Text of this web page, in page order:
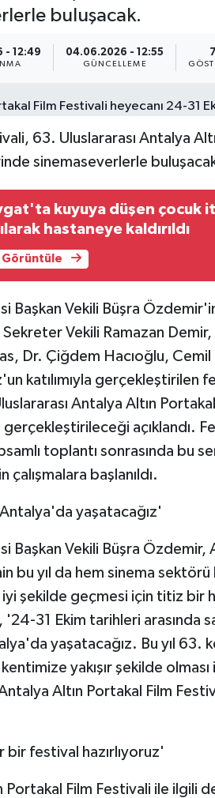
buluşacak.
- 12:49 04.06.2026 - 12:55
GÜNCELLEME
7
63. Uluslararası Antalya
sinemaseverlerle
kuyuya düşen çocuk
hastaneye kaldırıldı
Görüntüle
Başkan Vekili Büşra
Vekili Ramazan
Dr. Çiğdem Hacıoğlu,
katılımıyla gerçekleştirilen
Antalya Altın
açıklandı.
toplantı sonrasında bu
başlanıldı.
yaşatacağız'
Başkan Vekili Büşra Özdemir,
bu yıl da hem sinema sektörü
şekilde geçmesi için titiz bir
31 Ekim tarihleri arasında
yaşatacağız. Bu yıl 63.
yakışır şekilde
Altın Portakal Film
bir festival hazırlıyoruz'
Portakal Film Festivali ile ilgili